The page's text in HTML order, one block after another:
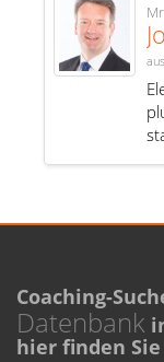
Coaching-
Datenbank
hier finden